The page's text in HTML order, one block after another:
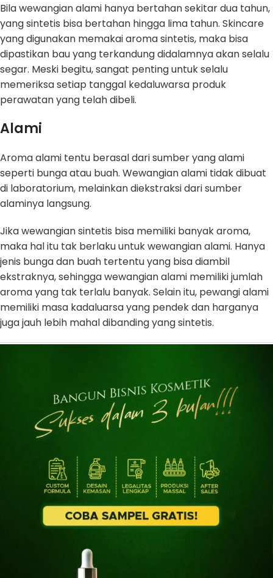
Bila wewangian alami hanya bertahan sekitar dua tahun,
yang sintetis bisa bertahan hingga lima tahun. Skincare
yang digunakan memakai aroma sintetis, maka bisa
dipastikan bau yang terkandung didalamnya akan selalu
segar. Meski begitu, sangat penting untuk selalu
memeriksa setiap tanggal kedaluwarsa produk
perawatan yang telah dibeli.
Alami
Aroma alami tentu berasal dari sumber yang alami
seperti bunga atau buah. Wewangian alami tidak dibuat
di laboratorium, melainkan diekstraksi dari sumber
alaminya langsung.
Jika wewangian sintetis bisa memiliki banyak aroma,
maka hal itu tak berlaku untuk wewangian alami. Hanya
jenis bunga dan buah tertentu yang bisa diambil
ekstraknya, sehingga wewangian alami memiliki jumlah
aroma yang tak terlalu banyak. Selain itu, pewangi alami
memiliki masa kadaluarsa yang pendek dan harganya
juga jauh lebih mahal dibanding yang sintetis.